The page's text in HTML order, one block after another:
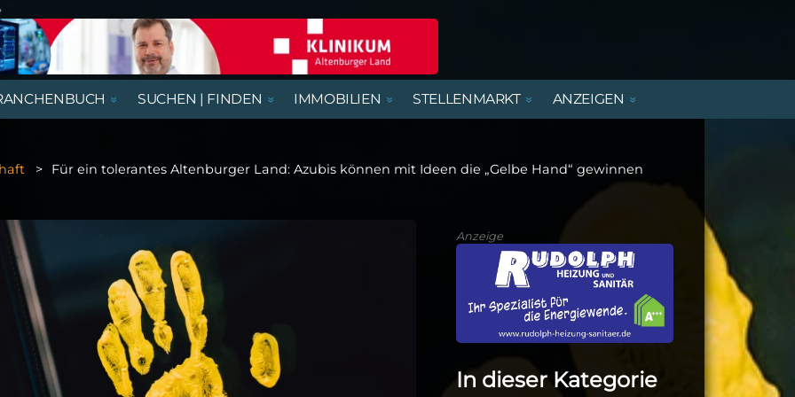
VORTRÄGE
SUCHEN | FINDEN IMMOBILIEN STELLENMARKT
PRAKTIKANTENBÖRSE
ANZEIGEN
Für ein tolerantes Altenburger Land: Azubis können mit Ideen die „Gelbe Hand“ gewinnen
Anzeige
In dieser Kategorie